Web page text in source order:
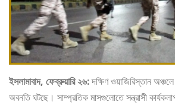
ইসলামাবাদ, ফেব্রুয়ারি ২৬:দক্ষিণ ওয়াজিরিস্তান
অবনতি ঘটছে। সাম্প্রতিক মাসগুলোতে সন্ত্রাসী